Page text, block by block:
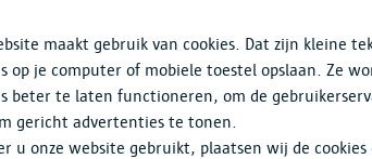
niet is voldaan: 1.2.2 Ondertitels voor
geen ondertitels en/of audiobeschrijvingen.
maakt gebruik van cookies. Dat zijn kleine
op je computer of mobiele toestel opslaan. Ze
beter te laten functioneren, om de
gericht advertenties te tonen.
u onze website gebruikt, plaatsen wij de